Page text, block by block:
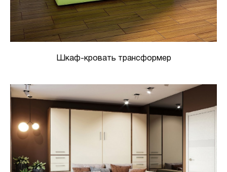
Шкаф-кровать трансформер